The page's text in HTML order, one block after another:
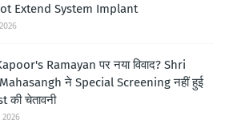
Extend System Implant
Ramayan पर नया विवाद? Shri
ने Special Screening नहीं हुई
की चेतावनी